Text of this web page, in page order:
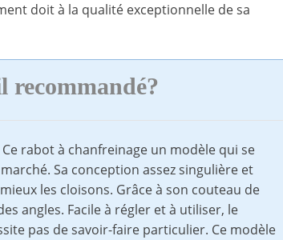
doit à la qualité exceptionnelle de sa
recommandé?
rabot à chanfreinage un modèle qui se
Sa conception assez singulière et
les cloisons. Grâce à son couteau de
angles. Facile à régler et à utiliser, le
pas de savoir-faire particulier. Ce modèle